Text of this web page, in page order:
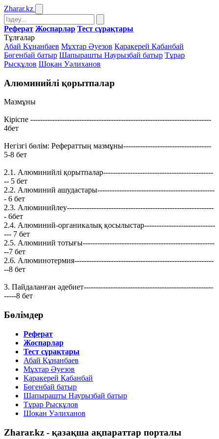
Zharar.kz
Реферат Жоспарлар Тест сұрақтары
Тұлғалар
Абай Құнанбаев Мұхтар Әуезов Қаракерей Қабанбай
Бөгенбай батыр Шапырашты Наурызбай батыр Тұрар
Рысқұлов Шоқан Уәлиханов
Алюминийлі қорытпалар
Мазмұны
Кіріспе --------------------------------------------------------------------------
4бет
Негізгі бөлім: Рефераттың мазмұны------------------------------------
5-8 бет
2.1. Алюминийлі қорытпалар---------------------------------------------
-- 5 бет
2.2. Алюминий ашудастары------------------------------------------------
- 6 бет
2.3. Алюминийлеу------------------------------------------------------------
- 6бет
2.4. Алюминий-органикалық қосылыстар-----------------------------
--- 7 бет
2.5. Алюминий тотығы------------------------------------------------------
--7 бет
2.6. Алюминотермия---------------------------------------------------------
--8 бет
3. Пайдаланған әдебиет-----------------------------------------------------
-----8 бет
Бөлімдер
Реферат
Жоспарлар
Тест сұрақтары
Абай Құнанбаев
Мұхтар Әуезов
Қаракерей Қабанбай
Бөгенбай батыр
Шапырашты Наурызбай батыр
Тұрар Рысқұлов
Шоқан Уәлиханов
Zharar.kz - қазақша ақпараттар порталы